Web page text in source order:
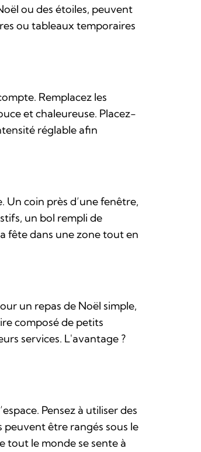
ou des étoiles, peuvent
ou tableaux temporaires
Remplacez les
et chaleureuse. Placez-
réglable afin
coin près d’une fenêtre,
un bol rempli de
fête dans une zone tout en
un repas de Noël simple,
composé de petits
services. L'avantage ?
Pensez à utiliser des
être rangés sous le
tout le monde se sente à